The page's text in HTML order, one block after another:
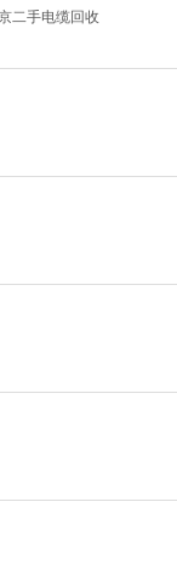
二手电缆回收